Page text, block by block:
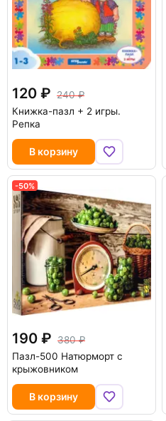
120
240
Книжка-пазл + 2 игры.
Репка
В корзину
-50%
190
380
Пазл-500 Натюрморт с
крыжовником
В корзину